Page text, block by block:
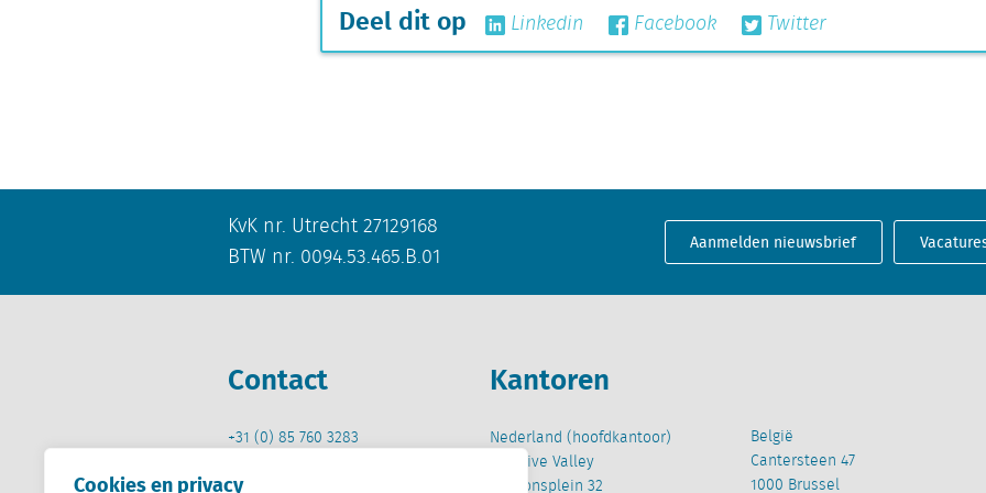
Cookies en privacy
Deel dit op Linkedin Facebook Twitter
KvK nr. Utrecht 27129168
BTW nr. 0094.53.465.B.01
Aanmelden nieuwsbrief
Contact
+31 (0) 85 760 3283
Kantoren
Nederland (hoofdkantoor)
Creative Valley
Stationsplein 32
België
Cantersteen 47
1000 Brussel